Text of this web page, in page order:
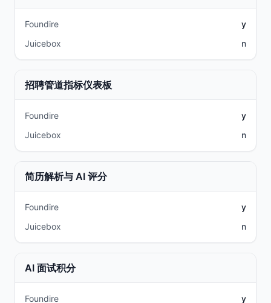
Foundire
y
Juicebox
n
招聘管道指标仪表板
Foundire
y
Juicebox
n
简历解析与 AI 评分
Foundire
y
Juicebox
n
AI 面试积分
Foundire
y